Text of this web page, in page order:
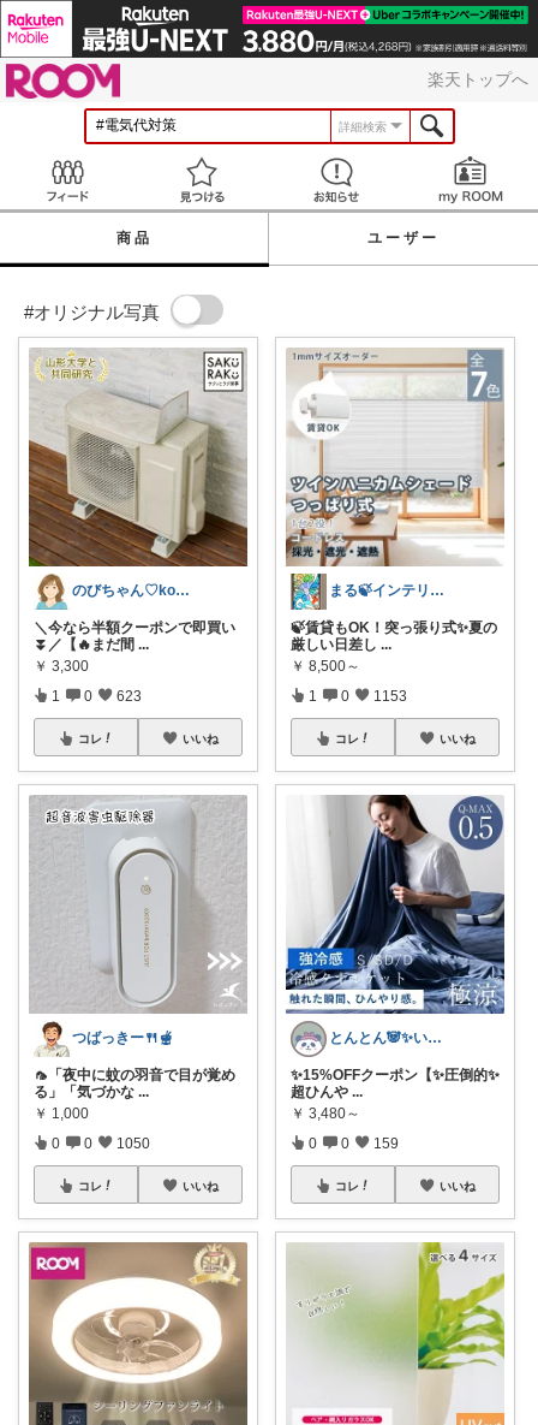
楽天トップへ
詳細検索
見つける お知らせ
商品 ユーザー
#オリジナル写真
のびちゃん♡korati
＼今なら半額クーポンで即買い
⏬／【🔥まだ間 ...
￥ 3,300
1 0 623
コレ いいね
つばっきー🍴🫕
🦟「夜中に蚊の羽音で目が覚め
る」「気づかな ...
￥ 1,000
0 0 1050
コレ いいね
まる🍃インテリア×くらし
🍃賃貸もOK！突っ張り式✨夏の
厳しい日差し ...
￥ 8,500～
1 0 1153
コレ いいね
とんとん🐼✨いいねに感謝です🙇‍♀️
✨15%OFFクーポン【✨圧倒的✨
超ひんや ...
￥ 3,480～
0 0 159
コレ いいね